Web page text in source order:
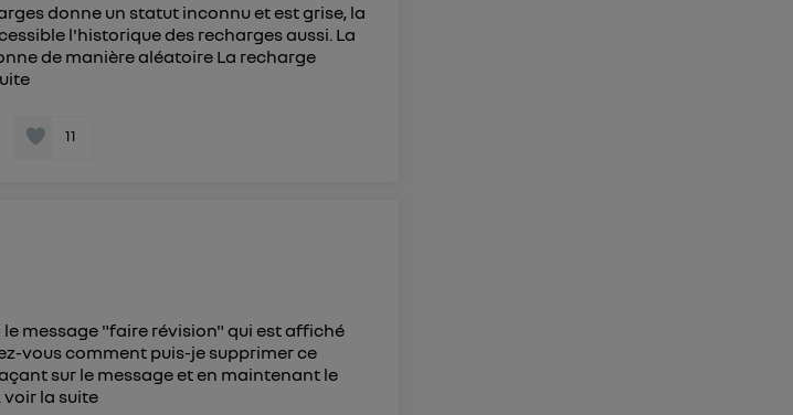
donne un statut inconnu et est grise, la
l'historique des recharges aussi. La
de manière aléatoire La recharge
11
le message "faire révision" qui est affiché
vous comment puis-je supprimer ce
sur le message et en maintenant le
voir la suite